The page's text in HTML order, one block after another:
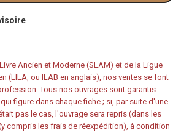
Ancien et Moderne (SLAM) et de la Ligue
(LILA, ou ILAB en anglais), nos ventes se font
Tous nos ouvrages sont garantis
figure dans chaque fiche ; si, par suite d'une
pas le cas, l'ouvrage sera repris (dans les
compris les frais de réexpédition), à condition